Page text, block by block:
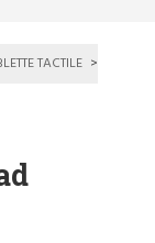
TACTILE